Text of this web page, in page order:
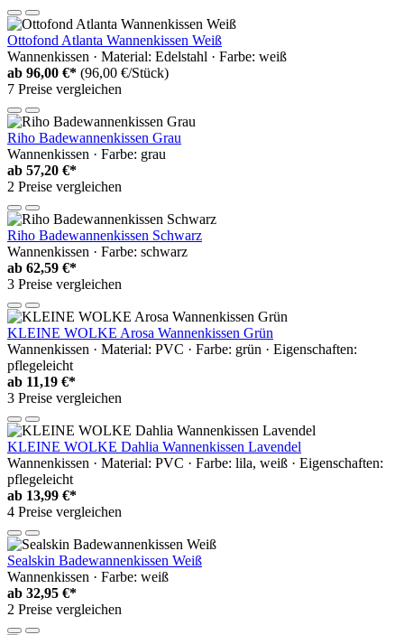
Ottofond Atlanta Wannenkissen Weiß
Wannenkissen · Material: Edelstahl · Farbe: weiß
ab 96,00 €* (96,00 €/Stück)
7 Preise vergleichen
Riho Badewannenkissen Grau
Wannenkissen · Farbe: grau
ab 57,20 €*
2 Preise vergleichen
Riho Badewannenkissen Schwarz
Wannenkissen · Farbe: schwarz
ab 62,59 €*
3 Preise vergleichen
KLEINE WOLKE Arosa Wannenkissen Grün
Wannenkissen · Material: PVC · Farbe: grün · Eigenschaften:
pflegeleicht
ab 11,19 €*
3 Preise vergleichen
KLEINE WOLKE Dahlia Wannenkissen Lavendel
Wannenkissen · Material: PVC · Farbe: lila, weiß · Eigenschaften:
pflegeleicht
ab 13,99 €*
4 Preise vergleichen
Sealskin Badewannenkissen Weiß
Wannenkissen · Farbe: weiß
ab 32,95 €*
2 Preise vergleichen